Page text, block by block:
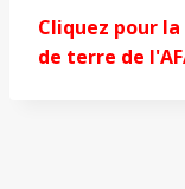
Cliquez pour
de terre de